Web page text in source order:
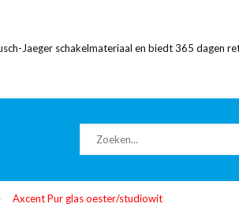
Jaeger schakelmateriaal en biedt 365 dagen
Axcent Pur glas oester/studiowit